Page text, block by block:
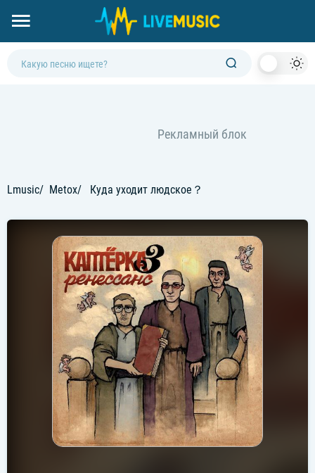
Lmusic Metox Куда уходит людское？